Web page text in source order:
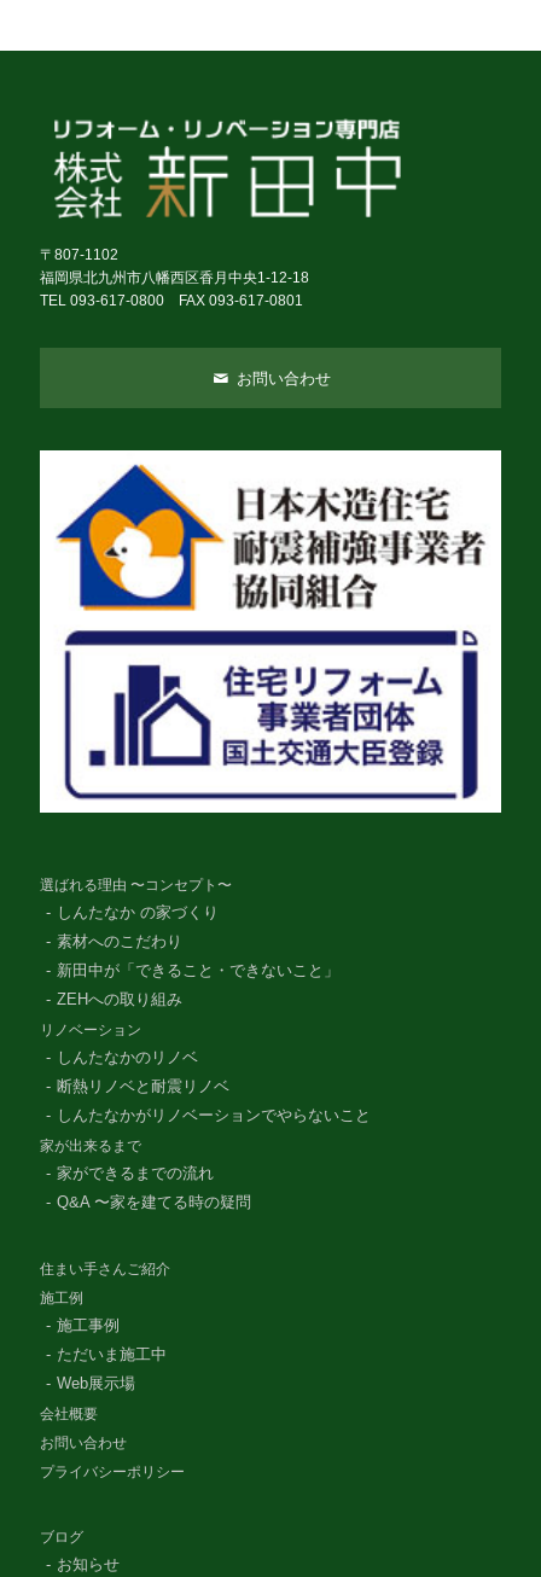
〒807-1102
福岡県北九州市八幡西区香月中央1-12-18
TEL 093-617-0800 FAX 093-617-0801
お問い合わせ
選ばれる理由 〜コンセプト〜
しんたなか の家づくり
素材へのこだわり
新田中が「できること・できないこと」
ZEHへの取り組み
リノベーション
しんたなかのリノベ
断熱リノベと耐震リノベ
しんたなかがリノベーションでやらないこと
家が出来るまで
家ができるまでの流れ
Q&A 〜家を建てる時の疑問
住まい手さんご紹介
施工例
施工事例
ただいま施工中
Web展示場
会社概要
お問い合わせ
プライバシーポリシー
ブログ
お知らせ